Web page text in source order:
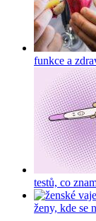
funkce a
testů, co
ženy, kde se